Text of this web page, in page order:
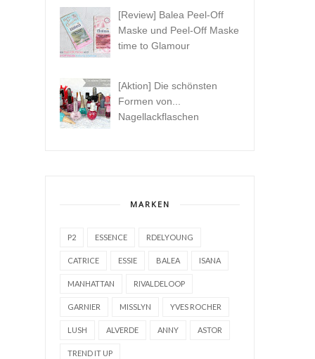
[Review] Balea Peel-Off
Maske und Peel-Off Maske
time to Glamour
[Aktion] Die schönsten
Formen von...
Nagellackflaschen
MARKEN
P2 ESSENCE RDELYOUNG
CATRICE ESSIE BALEA ISANA
MANHATTAN RIVALDELOOP
GARNIER MISSLYN YVES ROCHER
LUSH ALVERDE ANNY ASTOR
TREND IT UP